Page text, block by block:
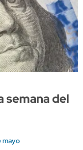
semana del
mayo